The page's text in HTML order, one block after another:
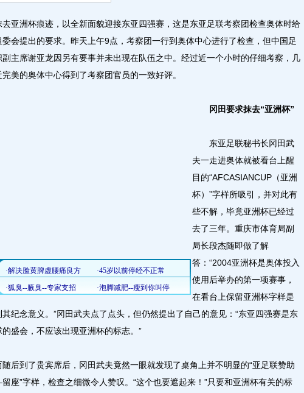
洲杯痕迹，以全新面貌迎接东亚四强赛，这是东亚足联考察团检查奥体时给
委会提出的要求。昨天上午9点，考察团一行到奥体中心进行了检查，但中国足
副主席谢亚龙因另有要事并未出现在队伍之中。经过近一个小时的仔细考察，几
美的奥体中心得到了考察团官员的一致好评。
冈田要求抹去“亚洲杯”
东亚足联秘书长冈田武
夫一走进奥体就被看台上醒
目的“AFCASIANCUP（亚洲
杯）”字样所吸引，并对此有
些不解，毕竟亚洲杯已经过
去了三年。重庆市体育局副
局长段杰随即做了解
答：“2004亚洲杯是奥体投入
使用后举办的第一项赛事，
在看台上保留亚洲杯字样是
其纪念意义。”冈田武夫点了点头，但仍然提出了自己的意见：“东亚四强赛是东
的盛会，不应该出现亚洲杯的标志。”
到了贵宾席后，冈田武夫竟然一眼就发现了桌角上并不明显的“亚足联赞助
座”字样，检查之细微令人赞叹。“这个也要遮起来！”只要和亚洲杯有关的标